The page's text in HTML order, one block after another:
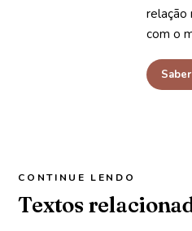
relação
com o
CONTINUE LENDO
Textos